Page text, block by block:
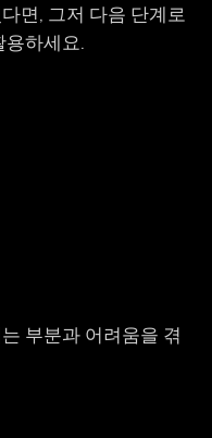
면, 그저 다음 단계로
용하세요.
부분과 어려움을 겪